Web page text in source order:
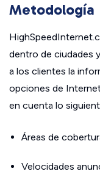
Metodología
dentro de ciudades
a los clientes la
opciones de
en cuenta lo
Áreas de
Velocidades